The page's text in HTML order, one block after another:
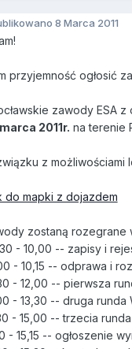
8 Marca 2011
przyjemność ogłosić
zawody ESA
2011r. na terenie
z możliwościami
do mapki z dojazdem
zostaną rozegrane
- 10,00 -- zapisy i
- 10,15 -- odprawa i
- 12,00 -- pierwsza
- 13,30 -- druga runda
- 15,00 -- trzecia
- 15,15 -- ogłoszenie